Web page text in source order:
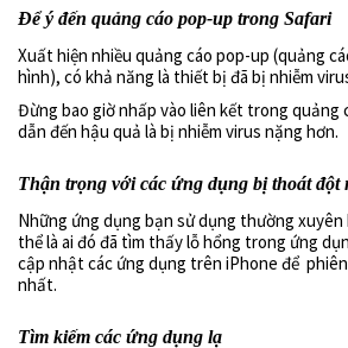
Để ý đến quảng cáo pop-up trong Safari
Xuất hiện nhiều quảng cáo pop-up (quảng
hình), có khả năng là thiết bị đã bị nhiễm
Đừng bao giờ nhấp vào liên kết trong quảng
dẫn đến hậu quả là bị nhiễm virus nặng hơn.
Thận trọng với các ứng dụng bị thoát đột
Những ứng dụng bạn sử dụng thường
thể là ai đó đã tìm thấy lỗ hổng trong ứng
cập nhật các ứng dụng trên iPhone để
nhất.
Tìm kiếm các ứng dụng lạ